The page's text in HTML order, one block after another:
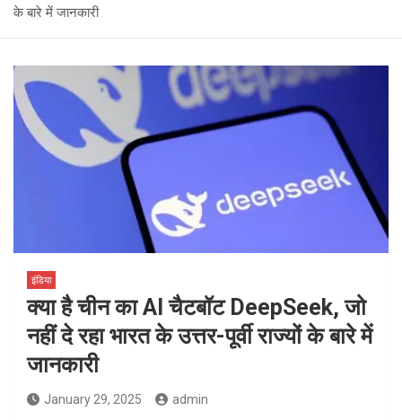
के बारे में जानकारी
इंडिया
क्या है चीन का AI चैटबॉट DeepSeek, जो
नहीं दे रहा भारत के उत्तर-पूर्वी राज्यों के बारे में
जानकारी
January 29, 2025 admin